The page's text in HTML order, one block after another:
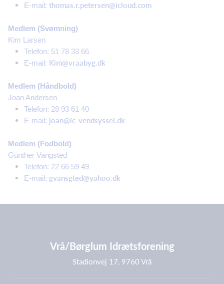
E-mail: thomas.r.petersen@icloud.com
​Medlem (Svømning)
Kim Larsen
Telefon: 51 78 33 66
E-mail: Kim@vraabyg.dk​
Medlem (Håndbold)
Joan Andersen
Telefon: 28 93 61 40
E-mail: joan@ic-vendsyssel.dk
Medlem (Fodbold)
Günther Vangsted
Telefon: 22 66 59 49
E-mail: gvansgted@yahoo.dk
Vrå/Børglum Idrætsforening
Stadionvej 17, 9760 Vrå